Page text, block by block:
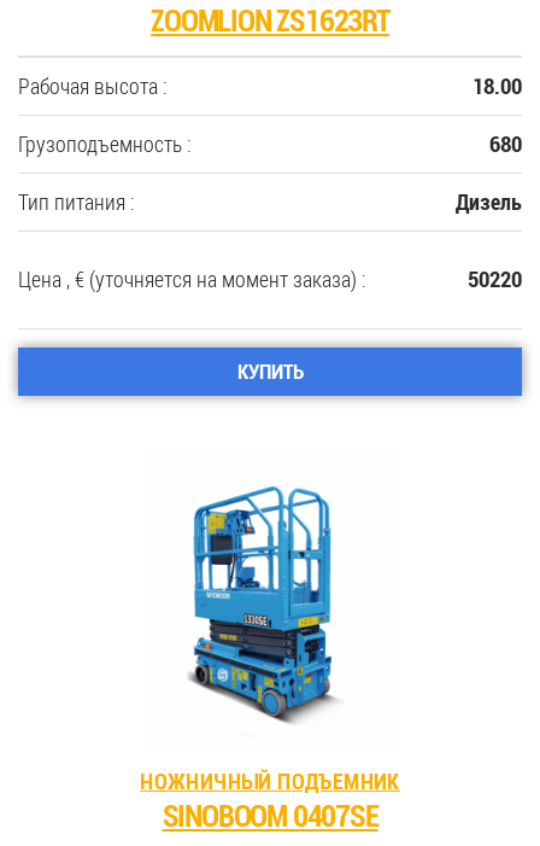
ZOOMLION ZS1623RT
Рабочая высота : 18.00
Грузоподъемность : 680
Тип питания : Дизель
Цена , € (уточняется на момент заказа) : 50220
КУПИТЬ
НОЖНИЧНЫЙ ПОДЪЕМНИК
SINOBOOM 0407SE